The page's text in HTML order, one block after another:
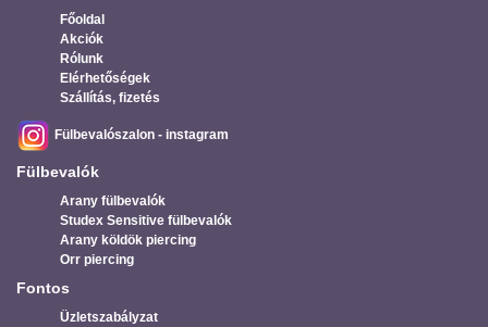
Főoldal
Akciók
Rólunk
Elérhetőségek
Szállítás, fizetés
Fülbevalószalon - instagram
Fülbevalók
Arany fülbevalók
Studex Sensitive fülbevalók
Arany köldök piercing
Orr piercing
Fontos
Üzletszabályzat